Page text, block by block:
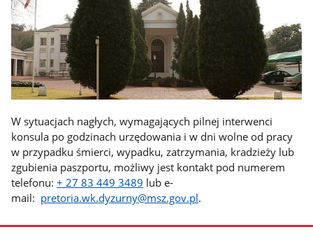
W sytuacjach nagłych, wymagających pilnej interwenci
konsula po godzinach urzędowania i w dni wolne od pracy
w przypadku śmierci, wypadku, zatrzymania, kradzieży lub
zgubienia paszportu, możliwy jest kontakt pod numerem
telefonu:+ 27 83 449 3489 lub e-
mail: pretoria.wk.dyzurny@msz.gov.pl.